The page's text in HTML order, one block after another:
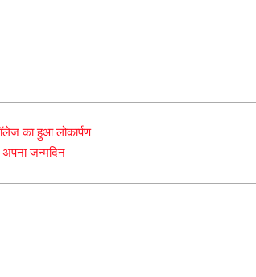
का हुआ लोकार्पण
जन्मदिन